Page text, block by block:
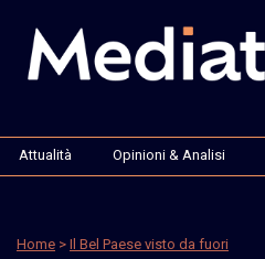
Attualità Opinioni & Analisi
Home > Il Bel Paese visto da fuori